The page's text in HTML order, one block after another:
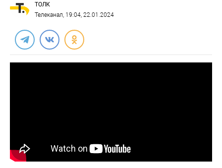
ТОЛК
Телеканал, 19:04, 22.01.2024